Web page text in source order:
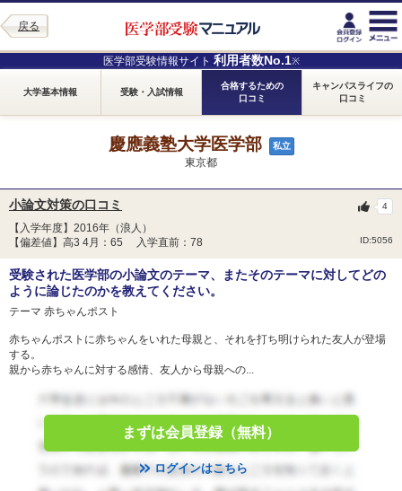
戻る
医学部受験情報サイト 利用者数No.1※
大学基本情報 受験・入試情報
合格するための
口コミ
キャンパスライフの
口コミ
慶應義塾大学医学部 私立
東京都
小論文対策の口コミ
【入学年度】2016年（浪人）
【偏差値】高3 4月：65 入学直前：78
ID:5056
4
受験された医学部の小論文のテーマ、またそのテーマに対してどの
ように論じたのかを教えてください。
テーマ 赤ちゃんポスト
赤ちゃんポストに赤ちゃんをいれた母親と、それを打ち明けられた友人が登場
する。
親から赤ちゃんに対する感情、友人から母親への...
まずは会員登録（無料）
ログインはこちら